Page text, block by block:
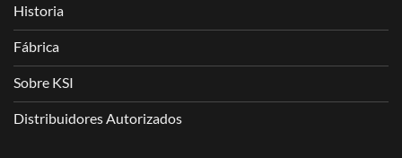
Historia
Fábrica
Sobre KSI
Distribuidores Autorizados